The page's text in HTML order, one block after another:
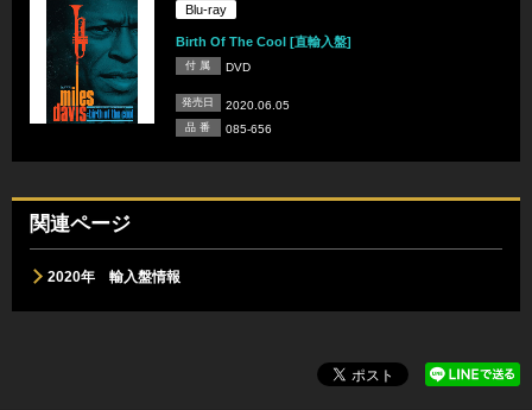
Blu-ray
Birth Of The Cool [直輸入盤]
付 属 DVD
発売日 2020.06.05
品 番 085-656
関連ページ
2020年 輸入盤情報